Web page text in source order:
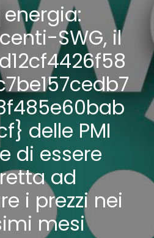
SWG, il
delle PMI
di essere
ad
i prezzi nei
mesi